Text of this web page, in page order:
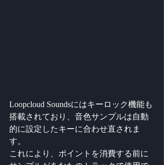
Loopcloud Soundsにはキーロック機能も
搭載されており、音色サンプルは自動
的に設定したキーに合わせ直されま
す。
これにより、ポイントを消費する前に